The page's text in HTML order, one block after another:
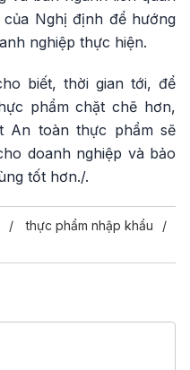
Nghị định để hướng
nghiệp thực hiện.
biết, thời gian tới, để
phẩm chặt chẽ hơn,
An toàn thực phẩm sẽ
doanh nghiệp và bảo
tốt hơn./.
thực phẩm nhập khẩu